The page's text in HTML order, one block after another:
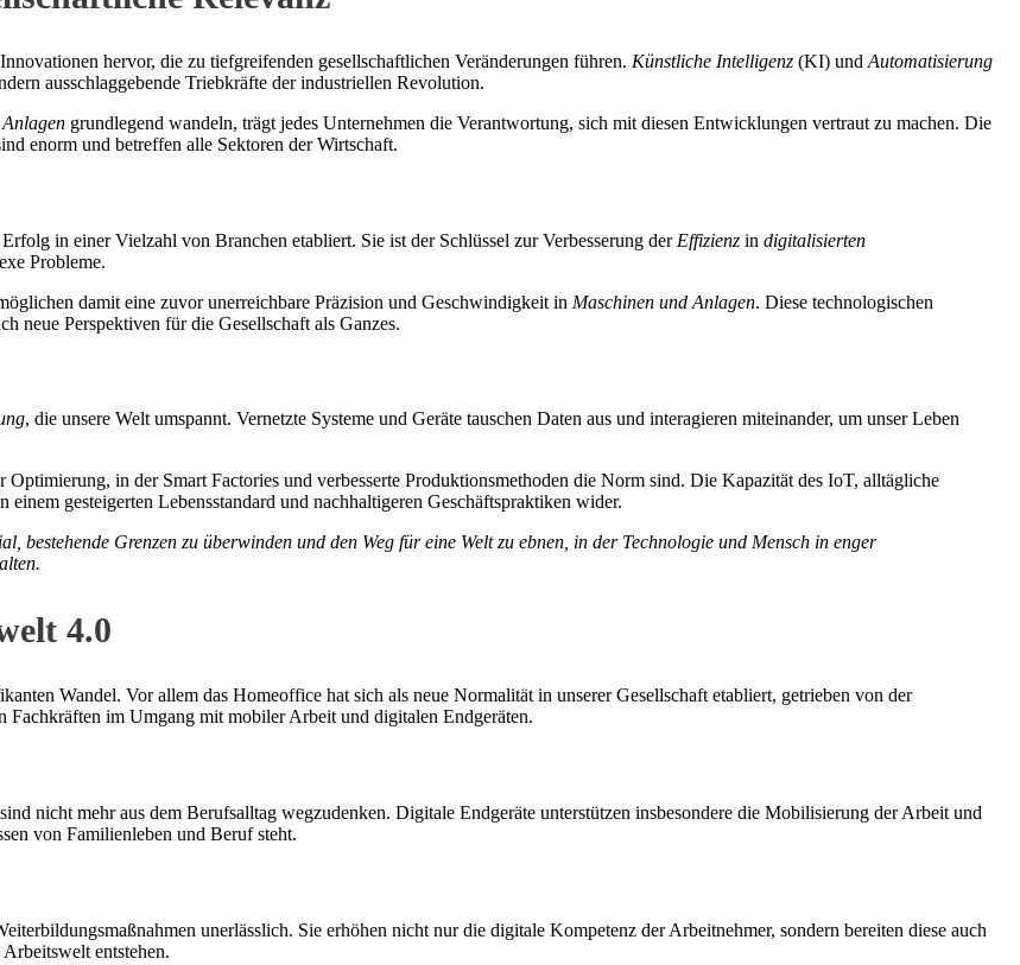
hervor, die zu tiefgreifenden gesellschaftlichen Veränderungen führen. Künstliche Intelligenz (KI) und Automatisierung
ausschlaggebende Triebkräfte der industriellen Revolution.
grundlegend wandeln, trägt jedes Unternehmen die Verantwortung, sich mit diesen Entwicklungen vertraut zu machen. Die
enorm und betreffen alle Sektoren der Wirtschaft.
in einer Vielzahl von Branchen etabliert. Sie ist der Schlüssel zur Verbesserung der Effizienz in digitalisierten
Probleme.
damit eine zuvor unerreichbare Präzision und Geschwindigkeit in Maschinen und Anlagen. Diese technologischen
neue Perspektiven für die Gesellschaft als Ganzes.
, die unsere Welt umspannt. Vernetzte Systeme und Geräte tauschen Daten aus und interagieren miteinander, um unser Leben
Optimierung, in der Smart Factories und verbesserte Produktionsmethoden die Norm sind. Die Kapazität des IoT, alltägliche
gesteigerten Lebensstandard und nachhaltigeren Geschäftspraktiken wider.
bestehende Grenzen zu überwinden und den Weg für eine Welt zu ebnen, in der Technologie und Mensch in enger
4.0
Wandel. Vor allem das Homeoffice hat sich als neue Normalität in unserer Gesellschaft etabliert, getrieben von der
im Umgang mit mobiler Arbeit und digitalen Endgeräten.
nicht mehr aus dem Berufsalltag wegzudenken. Digitale Endgeräte unterstützen insbesondere die Mobilisierung der Arbeit und
von Familienleben und Beruf steht.
unerlässlich. Sie erhöhen nicht nur die digitale Kompetenz der Arbeitnehmer, sondern bereiten diese auch
entstehen.